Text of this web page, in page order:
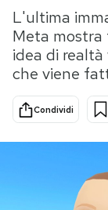
Tecnologia
Internet
Scienza
Cultura
Economia
PODCAST
L'ultima
Meta
idea di
che viene
Condividi